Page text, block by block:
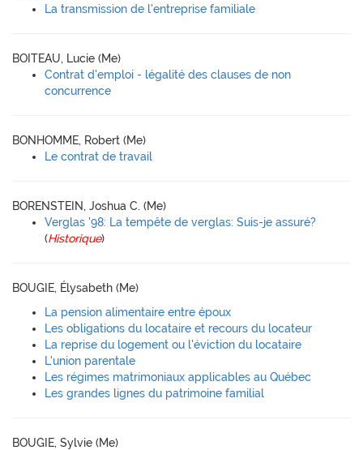
La transmission de l'entreprise familiale
BOITEAU, Lucie (Me)
Contrat d'emploi - légalité des clauses de non
concurrence
BONHOMME, Robert (Me)
Le contrat de travail
BORENSTEIN, Joshua C. (Me)
Verglas '98: La tempête de verglas: Suis-je assuré?
(Historique)
BOUGIE, Élysabeth (Me)
La pension alimentaire entre époux
Les obligations du locataire et recours du locateur
La reprise du logement ou l'éviction du locataire
L'union parentale
Les régimes matrimoniaux applicables au Québec
Les grandes lignes du patrimoine familial
BOUGIE, Sylvie (Me)